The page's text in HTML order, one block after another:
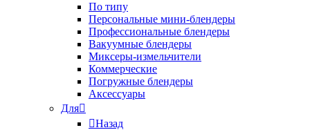
По типу
Персональные мини-блендеры
Профессиональные блендеры
Вакуумные блендеры
Миксеры-измельчители
Коммерческие
Погружные блендеры
Аксессуары
Для
Назад